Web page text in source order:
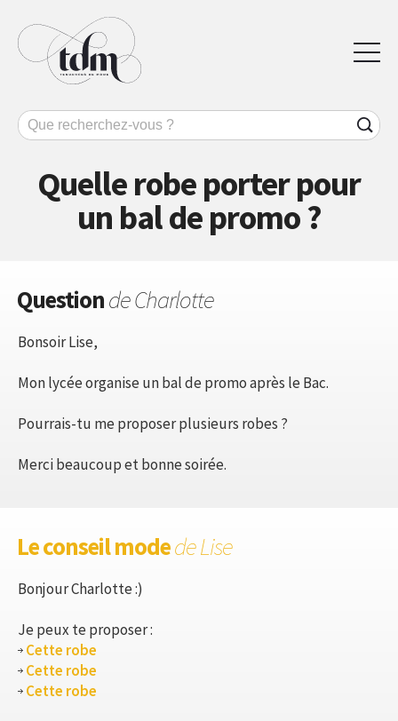
Quelle robe porter pour
un bal de promo ?
Questionde Charlotte
Bonsoir Lise,
Mon lycée organise un bal de promo après le Bac.
Pourrais-tu me proposer plusieurs robes ?
Merci beaucoup et bonne soirée.
Le conseil modede Lise
Bonjour Charlotte :)
Je peux te proposer :
Cette robe
Cette robe
Cette robe